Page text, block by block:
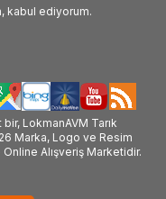
kabul ediyorum.
LokmanAVM Tarık
Marka, Logo ve Resim
Online Alışveriş Marketidir.